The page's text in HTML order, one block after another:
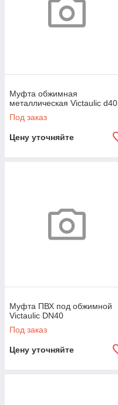
Муфта обжимная
металлическая Victaulic d40
Под заказ
Цену уточняйте
Муфта ПВХ под обжимной
Victaulic DN40
Под заказ
Цену уточняйте